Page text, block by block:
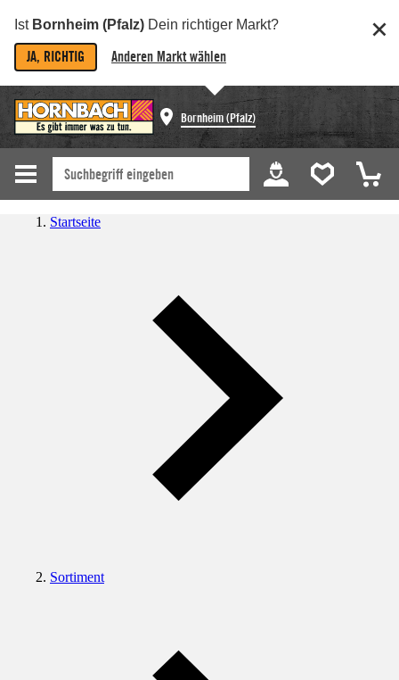
Ist Bornheim (Pfalz) Dein richtiger Markt?
JA, RICHTIG Anderen Markt wählen
Bornheim (Pfalz)
Startseite
Sortiment